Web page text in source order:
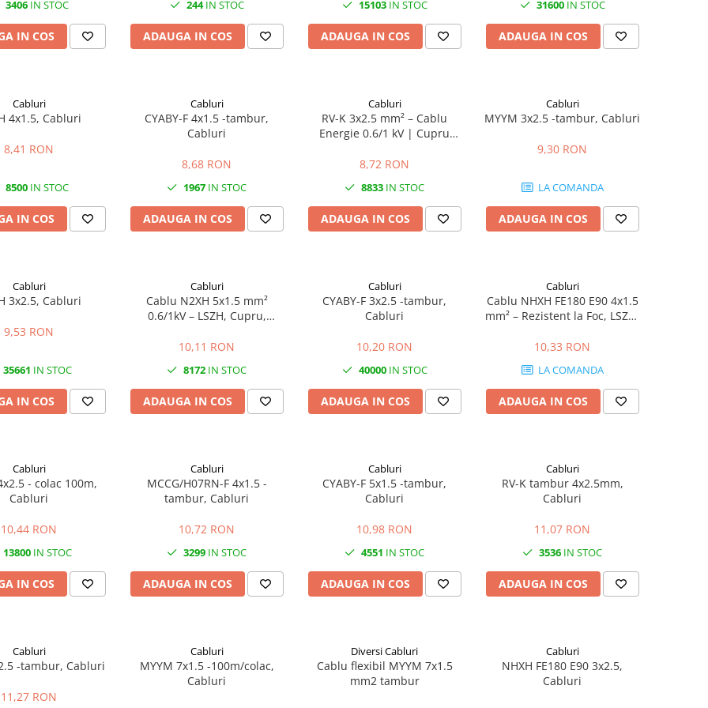
3406 IN STOC
IN COS
244IN STOC
ADAUGA IN COS
15103IN STOC
ADAUGA IN COS
31600IN STOC
ADAUGA IN COS
Cabluri
4x1.5, Cabluri
8,41 RON
8500 IN STOC
IN COS
Cabluri
CYABY-F 4x1.5 -tambur,
Cabluri
8,68 RON
1967 IN STOC
ADAUGA IN COS
Cabluri
RV-K 3x2.5 mm² – Cablu
Energie 0.6/1 kV | Cupru
/ Interior | Montaj Direct în
8,72 RON
8833 IN STOC
ADAUGA IN COS
Cabluri
MYYM 3x2.5 -tambur, Cabluri
9,30 RON
LA COMANDA
ADAUGA IN COS
Cabluri
3x2.5, Cabluri
9,53 RON
35661 IN STOC
IN COS
Cabluri
Cablu N2XH 5x1.5 mm²
0.6/1kV – LSZH, Cupru,
10,11 RON
8172 IN STOC
ADAUGA IN COS
Cabluri
CYABY-F 3x2.5 -tambur,
Cabluri
10,20 RON
40000IN STOC
ADAUGA IN COS
Cabluri
Cablu NHXH FE180 E90 4x1.5
mm² – Rezistent la Foc, LSZH,
10,33 RON
LA COMANDA
ADAUGA IN COS
Cabluri
- colac 100m,
Cabluri
10,44 RON
13800IN STOC
IN COS
Cabluri
MCCG/H07RN-F 4x1.5 -
tambur, Cabluri
10,72 RON
3299 IN STOC
ADAUGA IN COS
Cabluri
CYABY-F 5x1.5 -tambur,
Cabluri
10,98 RON
4551 IN STOC
ADAUGA IN COS
Cabluri
RV-K tambur 4x2.5mm,
Cabluri
11,07 RON
3536 IN STOC
ADAUGA IN COS
Cabluri
-tambur, Cabluri
11,27 RON
Cabluri
MYYM 7x1.5 -100m/colac,
Cabluri
Diversi Cabluri
Cablu flexibil MYYM 7x1.5
mm2 tambur
Cabluri
NHXH FE180 E90 3x2.5,
Cabluri